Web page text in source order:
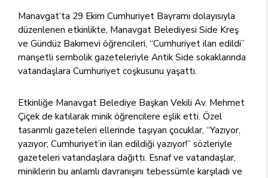
Manavgat’ta 29 Ekim Cumhuriyet Bayramı dolayısıyla
düzenlenen etkinlikte, Manavgat Belediyesi Side Kreş
ve Gündüz Bakımevi öğrencileri, “Cumhuriyet ilan edildi”
manşetli sembolik gazeteleriyle Antik Side sokaklarında
vatandaşlara Cumhuriyet coşkusunu yaşattı.
Etkinliğe Manavgat Belediye Başkan Vekili Av. Mehmet
Çiçek de katılarak minik öğrencilere eşlik etti. Özel
tasarımlı gazeteleri ellerinde taşıyan çocuklar, “Yazıyor,
yazıyor; Cumhuriyet’in ilan edildiği yazıyor!” sözleriyle
gazeteleri vatandaşlara dağıttı. Esnaf ve vatandaşlar,
miniklerin bu anlamlı davranışını tebessümle karşıladı ve